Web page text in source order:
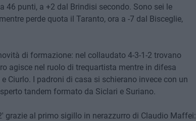
46 punti, a +2 dal Brindisi secondo. Sono sei le
perde quota il Taranto, ora a -7 dal Bisceglie,
di formazione: nel collaudato 4-3-1-2 trovano
agisce nel ruolo di trequartista mentre in difesa
Ciurlo. I padroni di casa si schierano invece con un
tandem formato da Siclari e Suriano.
grazie al primo sigillo in nerazzurro di Claudio Maffei: